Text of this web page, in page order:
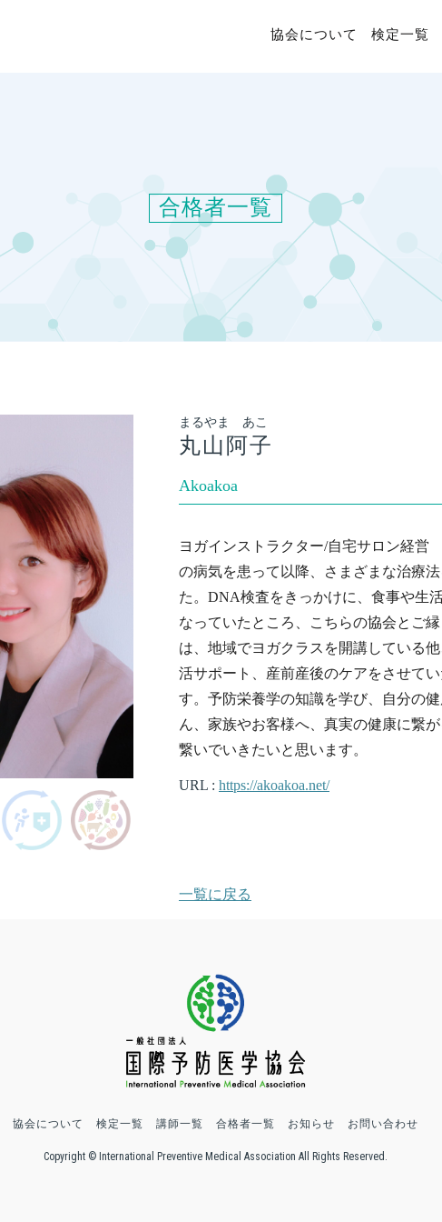
協会について 検定一覧
合格者一覧
まるやま あこ
丸山阿子
Akoakoa
ヨガインストラクター/自宅サロン経営
の病気を患って以降、さまざまな治療
た。DNA検査をきっかけに、食事や生
なっていたところ、こちらの協会とご
は、地域でヨガクラスを開講している
活サポート、産前産後のケアをさせて
す。予防栄養学の知識を学び、自分の
ん、家族やお客様へ、真実の健康に繋
繋いでいきたいと思います。
URL : https://akoakoa.net/
一覧に戻る
協会について 検定一覧 講師一覧 合格者一覧 お知らせ お問い合わせ
Copyright © International Preventive Medical Association All Rights Reserved.